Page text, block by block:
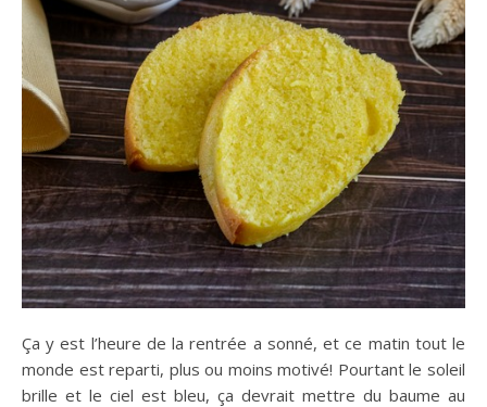
Ça y est l’heure de la rentrée a sonné, et ce matin tout le
monde est reparti, plus ou moins motivé! Pourtant le soleil
brille et le ciel est bleu, ça devrait mettre du baume au